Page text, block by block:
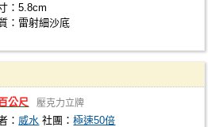
：5.8cm
：雷射細沙底
公尺 壓克力立牌
： 威水 社團：極速50倍